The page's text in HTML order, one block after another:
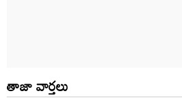
తాజా వార్తలు